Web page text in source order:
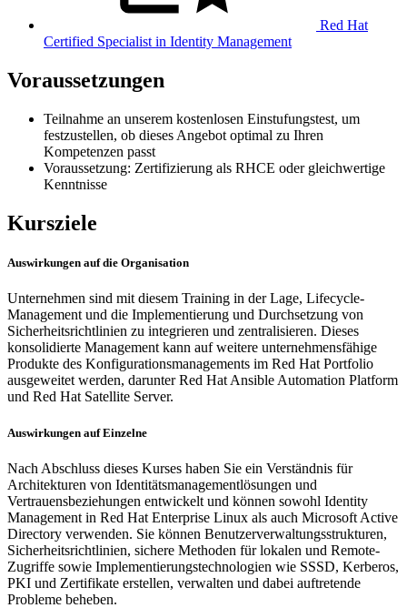
Red Hat
Certified Specialist in Identity Management
Voraussetzungen
Teilnahme an unserem kostenlosen Einstufungstest, um
festzustellen, ob dieses Angebot optimal zu Ihren
Kompetenzen passt
Voraussetzung: Zertifizierung als RHCE oder gleichwertige
Kenntnisse
Kursziele
Auswirkungen auf die Organisation
Unternehmen sind mit diesem Training in der Lage, Lifecycle-
Management und die Implementierung und Durchsetzung von
Sicherheitsrichtlinien zu integrieren und zentralisieren. Dieses
konsolidierte Management kann auf weitere unternehmensfähige
Produkte des Konfigurationsmanagements im Red Hat Portfolio
ausgeweitet werden, darunter Red Hat Ansible Automation Platform
und Red Hat Satellite Server.
Auswirkungen auf Einzelne
Nach Abschluss dieses Kurses haben Sie ein Verständnis für
Architekturen von Identitätsmanagementlösungen und
Vertrauensbeziehungen entwickelt und können sowohl Identity
Management in Red Hat Enterprise Linux als auch Microsoft Active
Directory verwenden. Sie können Benutzerverwaltungsstrukturen,
Sicherheitsrichtlinien, sichere Methoden für lokalen und Remote-
Zugriffe sowie Implementierungstechnologien wie SSSD, Kerberos,
PKI und Zertifikate erstellen, verwalten und dabei auftretende
Probleme beheben.